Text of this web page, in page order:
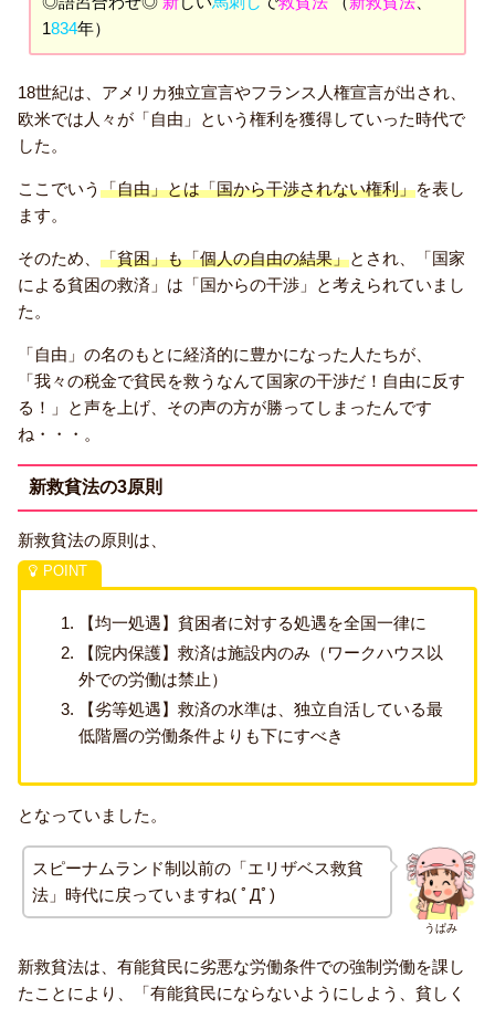
1834年）
18世紀は、アメリカ独立宣言やフランス人権宣言が出され、
欧米では人々が「自由」という権利を獲得していった時代で
した。
ここでいう 「自由」とは「国から干渉されない権利」を表し
ます。
そのため、 「貧困」も「個人の自由の結果」とされ、「国家
による貧困の救済」は「国からの干渉」と考えられていまし
た。
「自由」の名のもとに経済的に豊かになった人たちが、
「我々の税金で貧民を救うなんて国家の干渉だ！自由に反す
る！」と声を上げ、その声の方が勝ってしまったんです
ね・・・。
新救貧法の3原則
新救貧法の原則は、
【均一処遇】貧困者に対する処遇を全国一律に
【院内保護】救済は施設内のみ（ワークハウス以
外での労働は禁止）
【劣等処遇】救済の水準は、独立自活している最
低階層の労働条件よりも下にすべき
となっていました。
うぱみ
スピーナムランド制以前の「エリザベス救貧
法」時代に戻っていますね( ﾟДﾟ)
新救貧法は、有能貧民に劣悪な労働条件での強制労働を課し
たことにより、「有能貧民にならないようにしよう、貧しく